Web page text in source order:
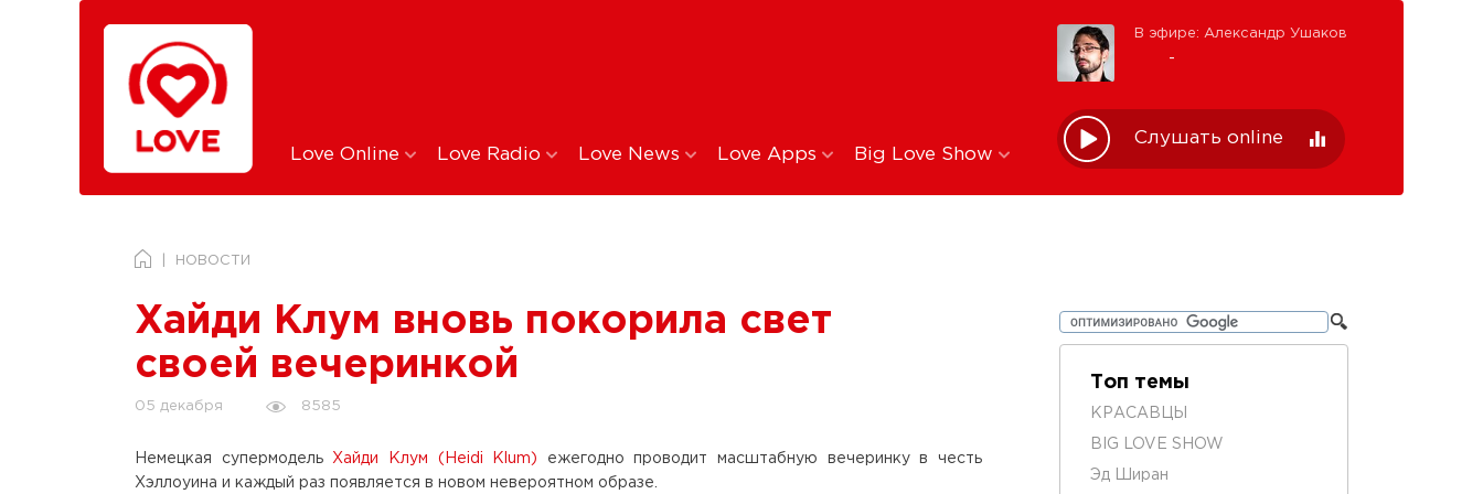
Love Online Love Radio Love News Love Apps Big Love Show
В эфире: Александр Ушаков
Слушать online
НОВОСТИ
Хайди Клум вновь покорила свет
своей вечеринкой
05 декабря 8585
Немецкая супермодель Хайди Клум (Heidi Klum)
ежегодно проводит масштабную вечеринку в честь
Хэллоуина и каждый раз появляется в новом невероятном образе.
Топ темы
КРАСАВЦЫ
BIG LOVE SHOW
Эд Ширан